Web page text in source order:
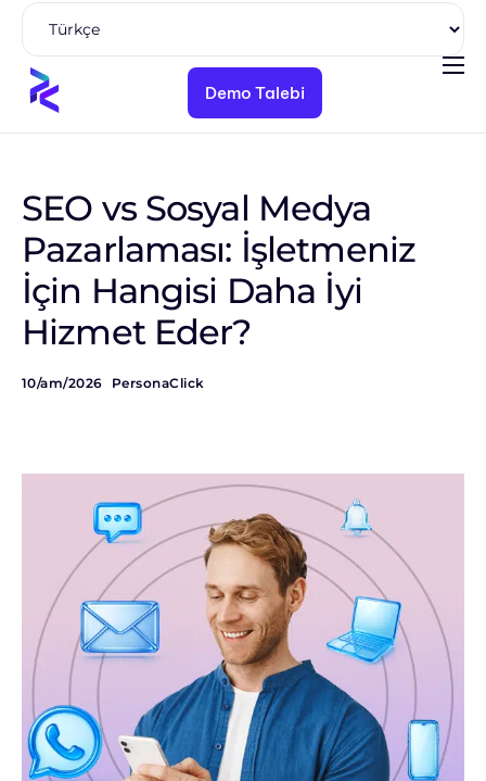
Ürünler
Paketler
Kaynaklar
Kurumsal
Demo Talebi
SEO vs Sosyal Medya
Pazarlaması: İşletmeniz
İçin Hangisi Daha İyi
Hizmet Eder?
10/am/2026 PersonaClick